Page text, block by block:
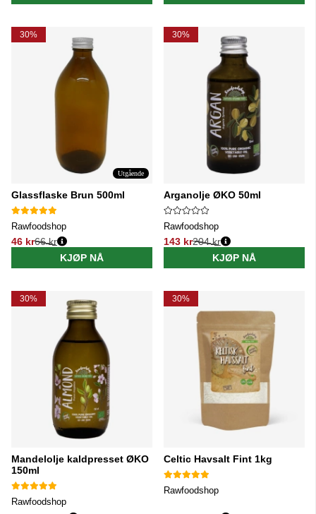
30%
Utgående
Glassflaske Brun 500ml
Rawfoodshop
46 kr
Vanlig pris:
66 kr
KJØP NÅ
30%
Arganolje ØKO 50ml
Rawfoodshop
143 kr
Vanlig pris:
204 kr
KJØP NÅ
30%
Mandelolje kaldpresset ØKO
150ml
Rawfoodshop
30%
Celtic Havsalt Fint 1kg
Rawfoodshop